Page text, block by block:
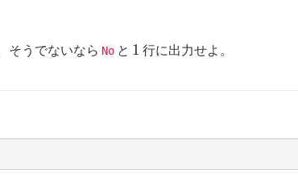
、そうでないならNo と 1
1 行に出力せよ。